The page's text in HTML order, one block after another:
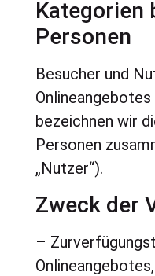
Kategorien
Personen
Besucher und
bezeichnen wir
Personen
„Nutzer“).
Zweck der
–